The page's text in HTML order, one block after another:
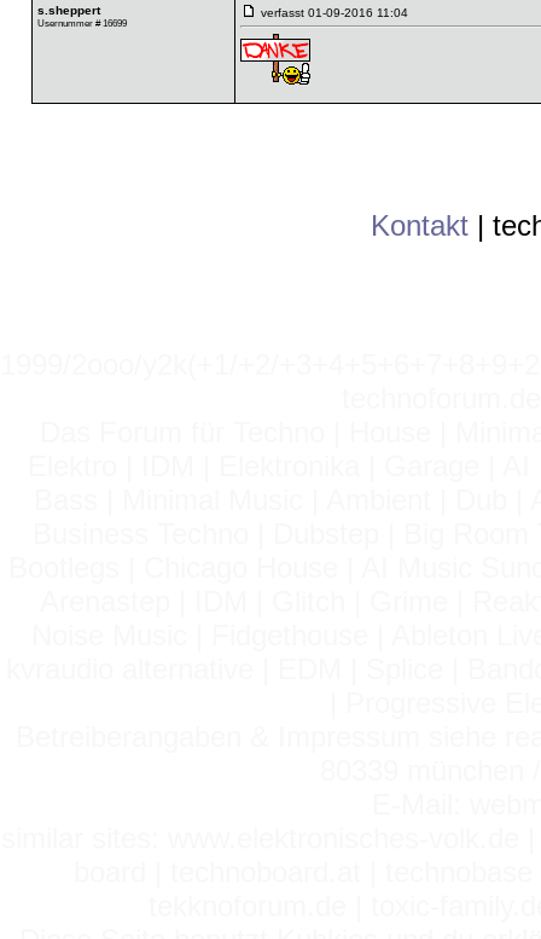
s.sheppert
Usernummer # 16699
verfasst 01-09-2016 11:04
Kontakt |